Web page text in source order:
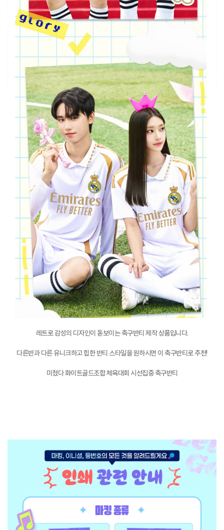
레트로 감성의 디자인이 돋보이는 축구반티 제작 상품입니다.
다른반과 다른 유니크하고 힙한 반티 스타일을 원하시면 이 축구반티로 추천!
미쳤다 화이트골드조합 체육대회 시선집중 축구반티